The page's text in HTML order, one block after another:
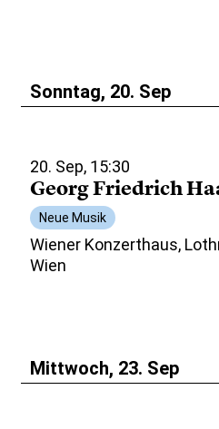
Sonntag, 20. Sep
20. Sep, 15:30
Georg Friedrich
Neue Musik
Wiener Konzerthaus,
Wien
Mittwoch, 23. Sep